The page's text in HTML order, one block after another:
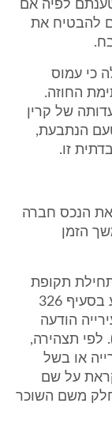
לפיה אם
להבטיח את
כי עמוס
החוזה.
של קרין
הנתבעת,
זו.
ליום 20.8.04 שכרה את הנכס חברה
הזמן
תקופת
השכירות פעלה הנתבעת בהתאם לקבוע בסעיף 326
הודעה
(סעיף 5 לתצהיר). לפי תצהירה,
או בשל
על שם
משם השוכר